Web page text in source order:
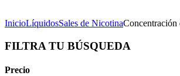
InicioLíquidosSales de NicotinaConcentración
FILTRA TU BÚSQUEDA
Precio